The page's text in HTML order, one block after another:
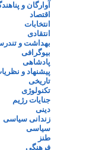
آوارگان و
اقتصاد
انتخابات
انتقادی
بهداشت و
بیوگرافی
پادشاهی
پیشنهاد و
تاریخی
تکنولوژی
جنایات رژیم
دینی
زندانی سیاسی
سیاسی
طنز
فرهنگی